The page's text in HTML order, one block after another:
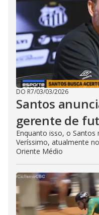
DO R7/03/03/2026
Santos
gerente de
Enquanto isso, o
Veríssimo, atualmente
Oriente Médio